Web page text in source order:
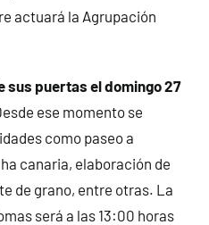
actuará la Agrupación
sus puertas el domingo 27
ese momento se
como paseo a
canaria, elaboración de
de grano, entre otras. La
será a las 13:00 horas